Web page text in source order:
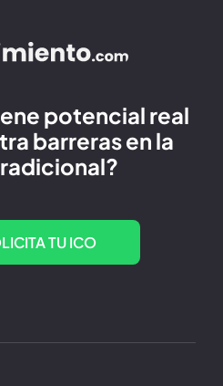
potencial real
barreras en la
TU ICO